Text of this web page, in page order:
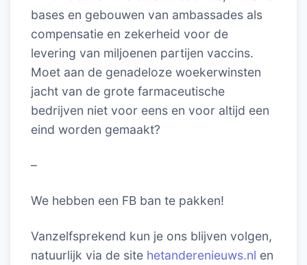
bases en gebouwen van ambassades als
compensatie en zekerheid voor de
levering van miljoenen partijen vaccins.
Moet aan de genadeloze woekerwinsten
jacht van de grote farmaceutische
bedrijven niet voor eens en voor altijd een
eind worden gemaakt?
–
We hebben een FB ban te pakken!
Vanzelfsprekend kun je ons blijven volgen,
natuurlijk via de site hetanderenieuws.nl en